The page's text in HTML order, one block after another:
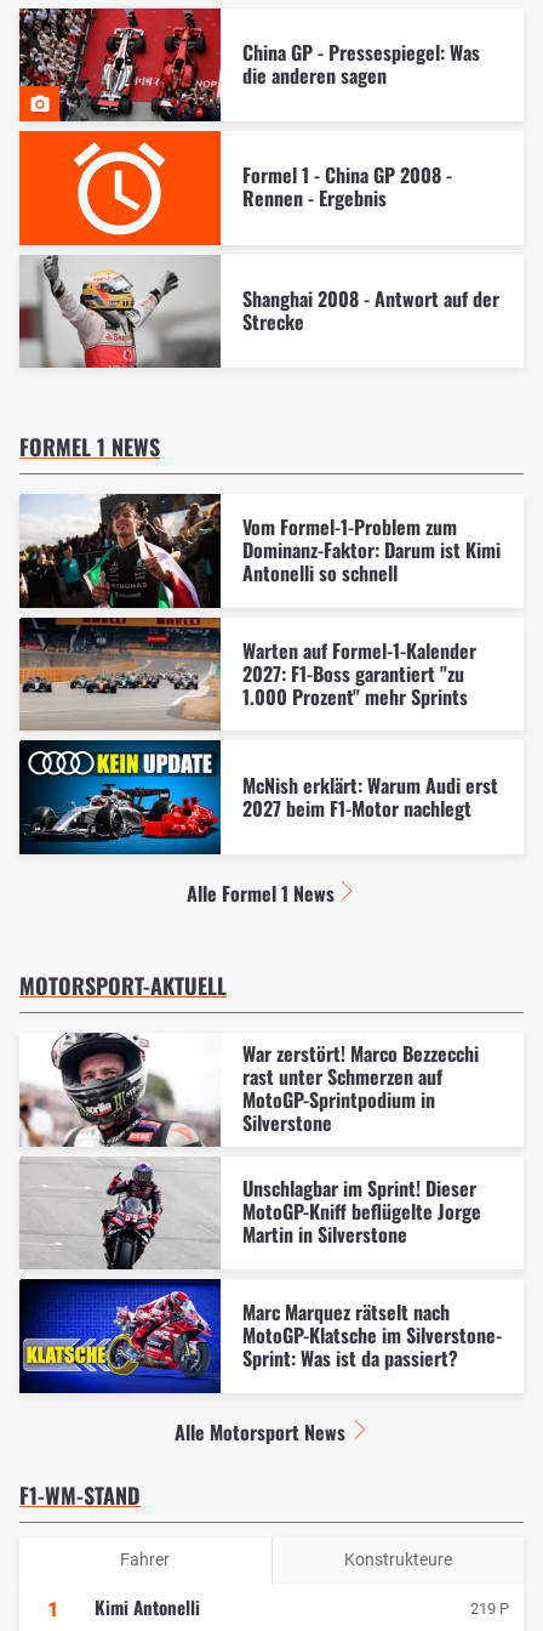
China GP - Pressespiegel: Was
die anderen sagen
Formel 1 - China GP 2008 -
Rennen - Ergebnis
Shanghai 2008 - Antwort auf der
Strecke
FORMEL 1 NEWS
Vom Formel-1-Problem zum
Dominanz-Faktor: Darum ist Kimi
Antonelli so schnell
Warten auf Formel-1-Kalender
2027: F1-Boss garantiert "zu
1.000 Prozent" mehr Sprints
McNish erklärt: Warum Audi erst
2027 beim F1-Motor nachlegt
Alle Formel 1 News
MOTORSPORT-AKTUELL
War zerstört! Marco Bezzecchi
rast unter Schmerzen auf
MotoGP-Sprintpodium in
Silverstone
Unschlagbar im Sprint! Dieser
MotoGP-Kniff beflügelte Jorge
Martin in Silverstone
Marc Marquez rätselt nach
MotoGP-Klatsche im Silverstone-
Sprint: Was ist da passiert?
Alle Motorsport News
F1-WM-STAND
Fahrer Konstrukteure
1 Kimi Antonelli 219 P